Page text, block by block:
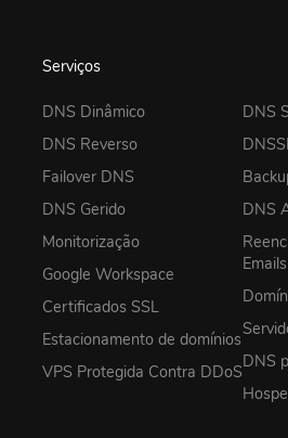
Serviços
DNS Dinâmico
DNS Reverso
Failover DNS
DNS Gerido
Monitorização
Google Workspace
Certificados SSL
Estacionamento de domínios
VPS Protegida Contra DDoS
DNS
DNS
Emails
DNS